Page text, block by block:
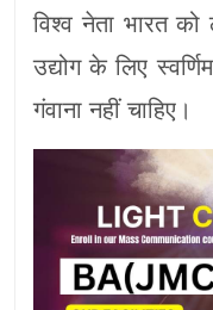
विश्व नेता भारत
उद्योग के लिए
गंवाना नहीं चाहिए।